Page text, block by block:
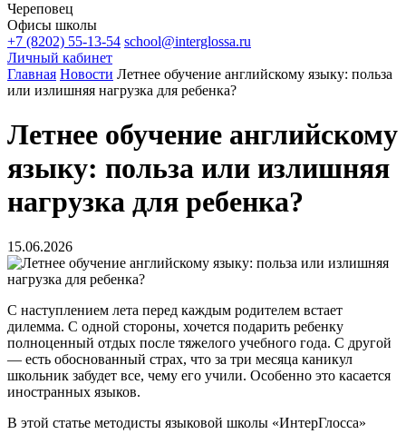
Череповец
Офисы школы
+7 (8202) 55-13-54 school@interglossa.ru
Личный кабинет
Главная Новости Летнее обучение английскому языку: польза
или излишняя нагрузка для ребенка?
Летнее обучение английскому
языку: польза или излишняя
нагрузка для ребенка?
15.06.2026
С наступлением лета перед каждым родителем встает
дилемма. С одной стороны, хочется подарить ребенку
полноценный отдых после тяжелого учебного года. С другой
— есть обоснованный страх, что за три месяца каникул
школьник забудет все, чему его учили. Особенно это касается
иностранных языков.
В этой статье методисты языковой школы «ИнтерГлосса»